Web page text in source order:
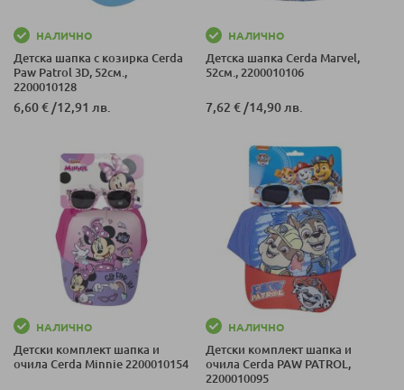
НАЛИЧНО
Детска шапка с козирка Cerda
Paw Patrol 3D, 52см.,
2200010128
6,60 € /12,91 лв.
НАЛИЧНО
Детска шапка Cerda Marvel,
52см., 2200010106
7,62 € /14,90 лв.
НАЛИЧНО
Детски комплект шапка и
очила Cerda Minnie 2200010154
НАЛИЧНО
Детски комплект шапка и
очила Cerda PAW PATROL,
2200010095